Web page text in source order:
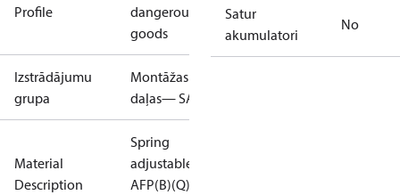
Profile
dangerous
goods
Izstrādājumu
grupa
Montāžas
daļas— SAC
Material
Description
Spring
adjustable
AFP(B)(Q)
Satur
akumulatori
No